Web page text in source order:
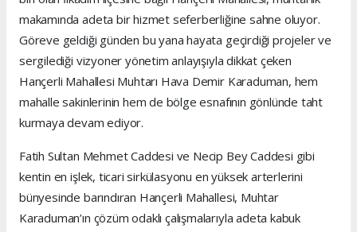
makamında adeta bir hizmet seferberliğine sahne oluyor.
Göreve geldiği günden bu yana hayata geçirdiği projeler ve
sergilediği vizyoner yönetim anlayışıyla dikkat çeken
Hançerli Mahallesi Muhtarı Hava Demir Karaduman, hem
mahalle sakinlerinin hem de bölge esnafının gönlünde taht
kurmaya devam ediyor.
Fatih Sultan Mehmet Caddesi ve Necip Bey Caddesi gibi
kentin en işlek, ticari sirkülasyonu en yüksek arterlerini
bünyesinde barındıran Hançerli Mahallesi, Muhtar
Karaduman’ın çözüm odaklı çalışmalarıyla adeta kabuk